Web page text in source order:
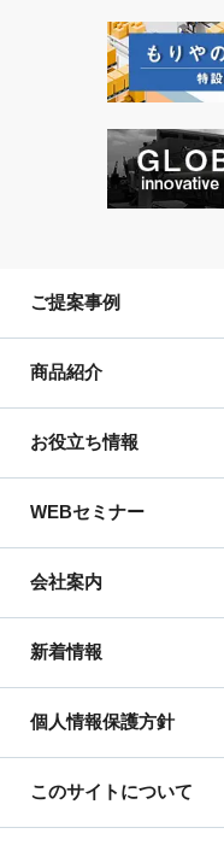
ご提案事例
商品紹介
お役立ち情報
WEBセミナー
会社案内
新着情報
個人情報保護方針
このサイトについて